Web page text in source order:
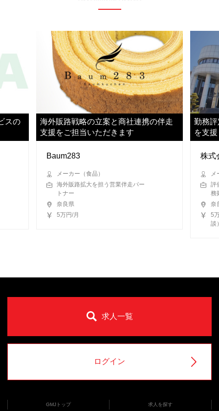
スの
海外販路戦略の立案と商社連携の伴走
支援をご担当いただきます
Baum283
メーカー（食品）
海外販路拡大を担う営業伴走パー
トナー
奈良県
5万円/月
勤務
を支
株式
メ
評
務
奈
5
談
求人一覧
ログイン
GMJトップ 求人を探す